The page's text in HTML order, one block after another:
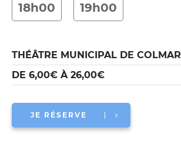
18h00 19h00
THÉÂTRE MUNICIPAL DE COLMAR
DE 6,00€ À 26,00€
JE RÉSERVE